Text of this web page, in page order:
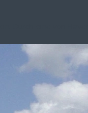
Durch eine von Haver...